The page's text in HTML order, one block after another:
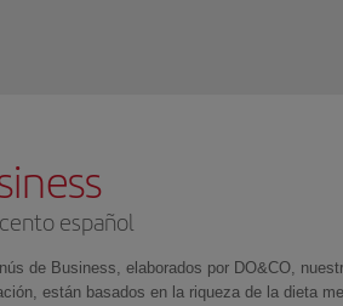
español
de Business, elaborados por DO&CO,
están basados en la riqueza de la dieta